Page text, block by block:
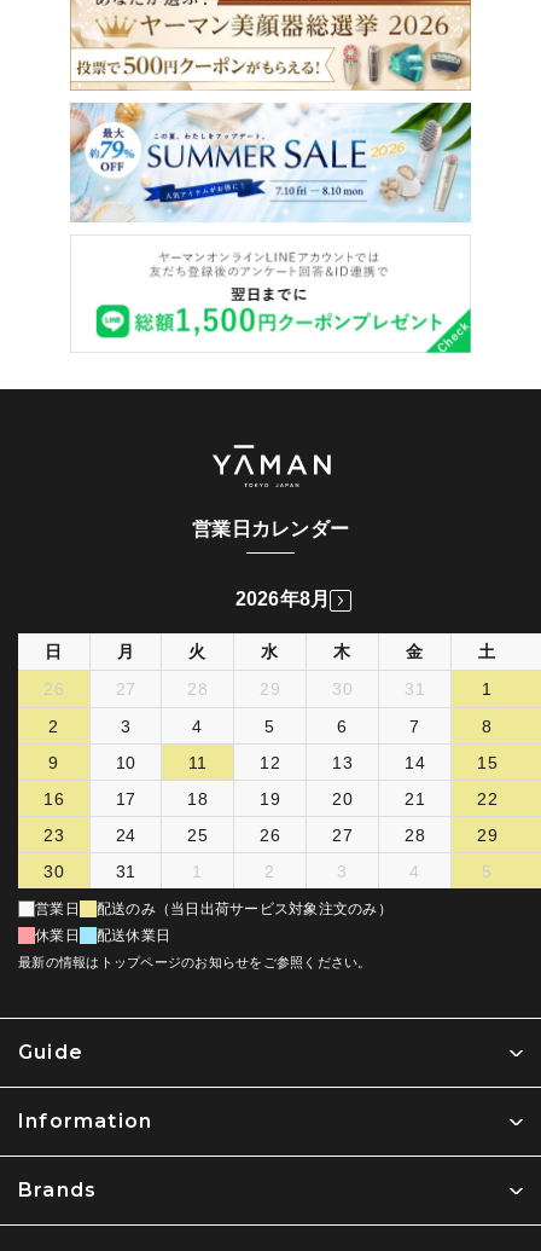
Guide
Information
Brands
営業日カレンダー
2026年8月
日 月 火 水 木 金
土
26
27 28 29 30 31
1
2
3 4 5 6 7
8
9
10 11 12 13 14
15
16
17 18 19 20 21
22
23
24 25 26 27 28
29
30
31 1 2 3 4 5
営業日
配送のみ（当日出荷サービス対象注文のみ）
休業日
配送休業日
最新の情報はトップページのお知らせをご参照ください。